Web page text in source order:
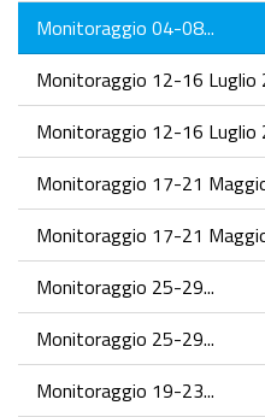
Monitoraggio 04-08...
Monitoraggio 12-16 Luglio
Monitoraggio 12-16 Luglio
Monitoraggio 17-21
Monitoraggio 17-21
Monitoraggio 25-29...
Monitoraggio 25-29...
Monitoraggio 19-23...